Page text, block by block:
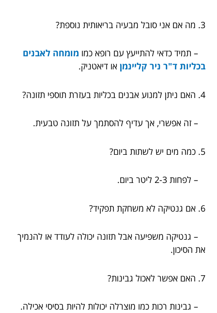
3. מה אם אני סובל מבעיה בריאותית נוספת?
– תמיד כדאי להתייעץ עם רופא כמו מומחה לאבנים
בכליות ד"ר ניר קליינמן או דיאטניק.
4. האם ניתן למנוע אבנים בכליות בעזרת תוספי תזונה?
– זה אפשרי, אך עדיף להסתמך על תזונה טבעית.
5. כמה מים יש לשתות ביום?
– לפחות 2-3 ליטר ביום.
6. אם גנטיקה לא משחקת תפקיד?
– גנטיקה משפיעה אבל תזונה יכולה לעודד או להנמיך
את הסיכון.
7. האם אפשר לאכול גבינות?
– גבינות רכות כמו מוצרלה יכולות להיות בסיסי אכילה.